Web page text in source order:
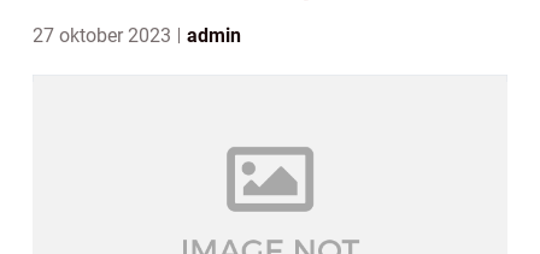
27 oktober 2023 admin